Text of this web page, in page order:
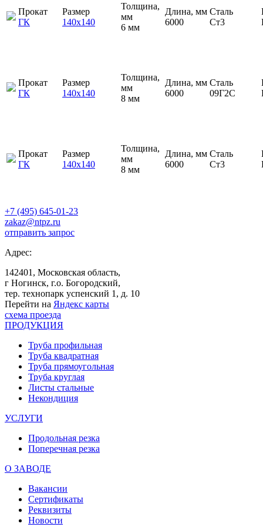
Прокат
ГК
Размер
140х140
Толщина,
мм
6 мм
Длина, мм
6000
Сталь
Ст3
Прокат
ГК
Размер
140х140
Толщина,
мм
8 мм
Длина, мм
6000
Сталь
09Г2С
Прокат
ГК
Размер
140х140
Толщина,
мм
8 мм
Длина, мм
6000
Сталь
Ст3
+7 (495) 645-01-23
zakaz@ntpz.ru
отправить запрос
Адрес:
142401, Московская область,
г Ногинск, г.о. Богородский,
тер. технопарк успенский 1, д. 10
Перейти на Яндекс карты
схема проезда
ПРОДУКЦИЯ
Труба профильная
Труба квадратная
Труба прямоугольная
Труба круглая
Листы стальные
Некондиция
УСЛУГИ
Продольная резка
Поперечная резка
О ЗАВОДЕ
Вакансии
Сертификаты
Реквизиты
Новости